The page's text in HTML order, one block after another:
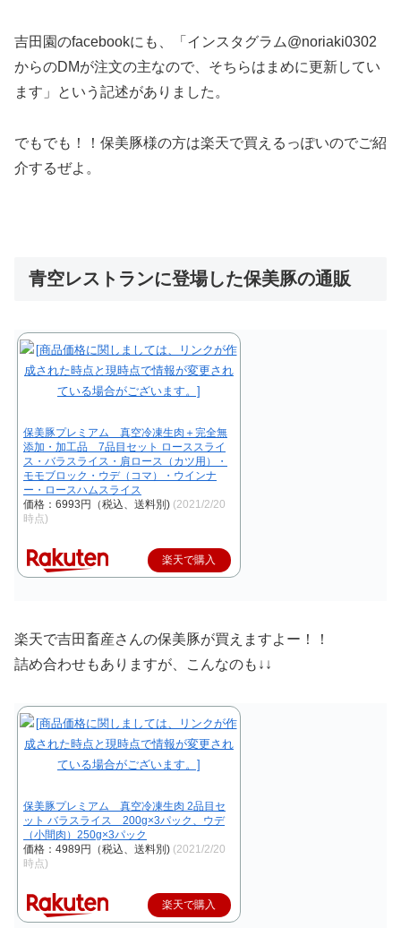
吉田園のfacebookにも、
「インスタグラム@noriaki0302
からのDMが注文の主なので、そちらはまめに更新してい
ます」
という記述がありました。
でもでも！！ 保美豚様の方は楽天で買えるっぽいのでご紹
介するぜよ。
青空レストランに登場した保美豚の通販
保美豚プレミアム 真空冷凍生肉＋完全無
添加・加工品 7品目セット ローススライ
ス・バラスライス・肩ロース（カツ用）・
モモブロック・ウデ（コマ）・ウインナ
ー・ロースハムスライス
価格：6993円（税込、送料別) (2021/2/20
時点)
楽天で購入
楽天で吉田畜産さんの保美豚が買えますよー！！
詰め合わせもありますが、こんなのも↓↓
保美豚プレミアム 真空冷凍生肉 2品目セ
ット バラスライス 200g×3パック、ウデ
（小間肉）250g×3パック
価格：4989円（税込、送料別) (2021/2/20
時点)
楽天で購入